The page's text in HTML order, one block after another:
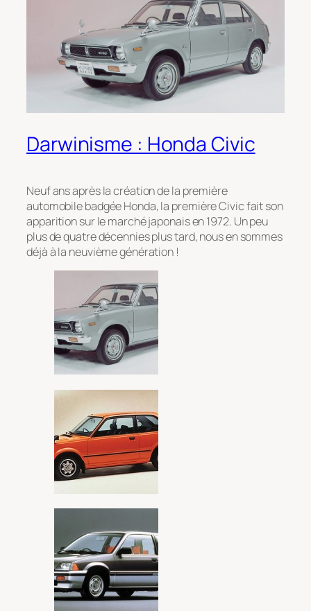
Darwinisme : Honda Civic
Neuf ans après la création de la première
automobile badgée Honda, la première Civic fait son
apparition sur le marché japonais en 1972. Un peu
plus de quatre décennies plus tard, nous en sommes
déjà à la neuvième génération !